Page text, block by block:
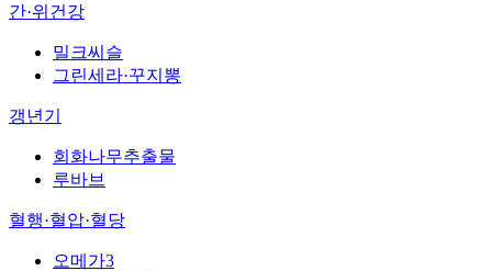
간·위건강
밀크씨슬
그린세라·꾸지뽕
갱년기
회화나무추출물
루바브
혈행·혈압·혈당
오메가3